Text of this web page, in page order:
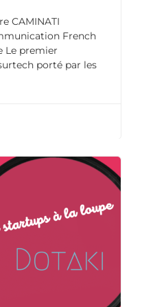
CAMINATI
French
Le premier
porté par les